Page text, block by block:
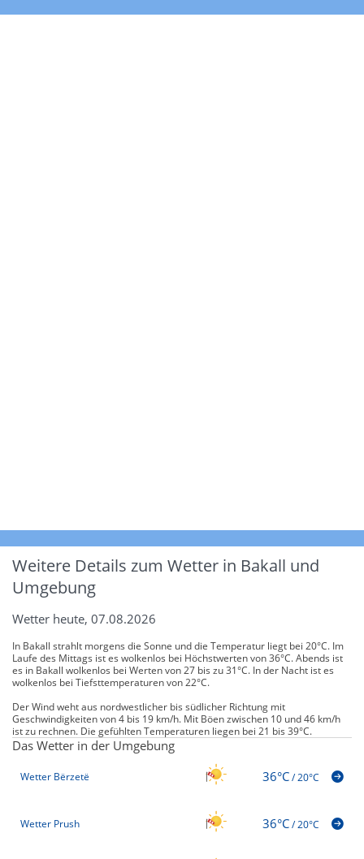
Weitere Details zum Wetter in Bakall und
Umgebung
Wetter heute, 07.08.2026
In Bakall strahlt morgens die Sonne und die Temperatur liegt bei 20°C. Im
Laufe des Mittags ist es wolkenlos bei Höchstwerten von 36°C. Abends ist
es in Bakall wolkenlos bei Werten von 27 bis zu 31°C. In der Nacht ist es
wolkenlos bei Tiefsttemperaturen von 22°C.
Der Wind weht aus nordwestlicher bis südlicher Richtung mit
Geschwindigkeiten von 4 bis 19 km/h. Mit Böen zwischen 10 und 46 km/h
ist zu rechnen. Die gefühlten Temperaturen liegen bei 21 bis 39°C.
Das Wetter in der Umgebung
Wetter Bërzetë 36°C/20°C
Wetter Prush 36°C/20°C